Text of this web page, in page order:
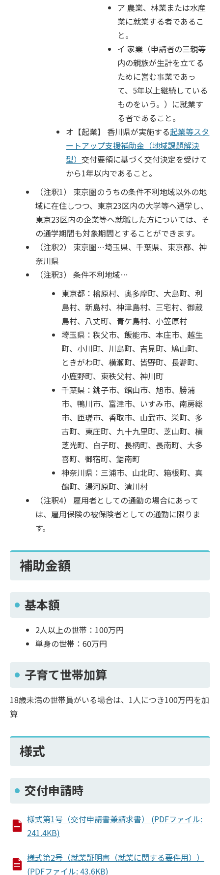
ア 農業、林業または水産
業に就業する者であるこ
と。
イ 家業（申請者の三親等
内の親族が生計を立てる
ために営む事業であっ
て、5年以上継続している
ものをいう。）に就業す
る者であること。
オ【起業】 香川県が実施する起業等スタ
ートアップ支援補助金（地域課題解決
型）交付要領に基づく交付決定を受けて
から1年以内であること。
（注釈1） 東京圏のうちの条件不利地域以外の地
域に在住しつつ、東京23区内の大学等へ通学し、
東京23区内の企業等へ就職した方については、そ
の通学期間も対象期間とすることができます。
（注釈2） 東京圏…埼玉県、千葉県、東京都、神
奈川県
（注釈3） 条件不利地域…
東京都：檜原村、奥多摩町、大島町、利
島村、新島村、神津島村、三宅村、御蔵
島村、八丈町、青ケ島村、小笠原村
埼玉県：秩父市、飯能市、本庄市、越生
町、小川町、川島町、吉見町、鳩山町、
ときがわ町、横瀬町、皆野町、長瀞町、
小鹿野町、東秩父村、神川町
千葉県：銚子市、館山市、旭市、勝浦
市、鴨川市、富津市、いすみ市、南房総
市、匝瑳市、香取市、山武市、栄町、多
古町、東庄町、九十九里町、芝山町、横
芝光町、白子町、長柄町、長南町、大多
喜町、御宿町、鋸南町
神奈川県：三浦市、山北町、箱根町、真
鶴町、湯河原町、清川村
（注釈4） 雇用者としての通勤の場合にあって
は、雇用保険の被保険者としての通勤に限りま
す。
補助金額
基本額
2人以上の世帯：100万円
単身の世帯：60万円
子育て世帯加算
18歳未満の世帯員がいる場合は、1人につき100万円を加
算
様式
交付申請時
様式第1号（交付申請書兼請求書） (PDFファイル:
241.4KB)
様式第2号（就業証明書（就業に関する要件用））
(PDFファイル: 43.6KB)